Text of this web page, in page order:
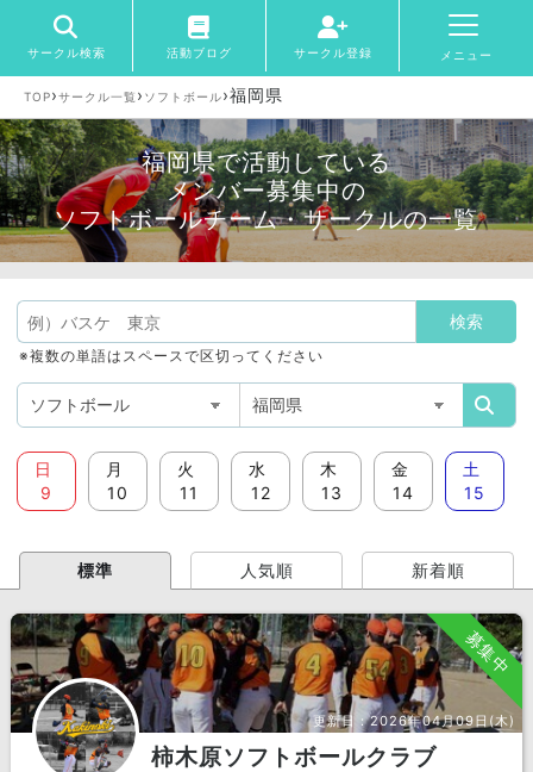
サークル検索 活動ブログ サークル登録 メニュー
TOP›サークル一覧 › ソフトボール›福岡県
福岡県で活動している
メンバー募集中の
ソフトボールチーム・サークルの一覧
※複数の単語はスペースで区切ってください
日
9
月
10
火
11
水
12
木
13
金
14
土
15
標準 人気順 新着順
募集中
更新日：2026年04月09日(木)
柿木原ソフトボールクラブ